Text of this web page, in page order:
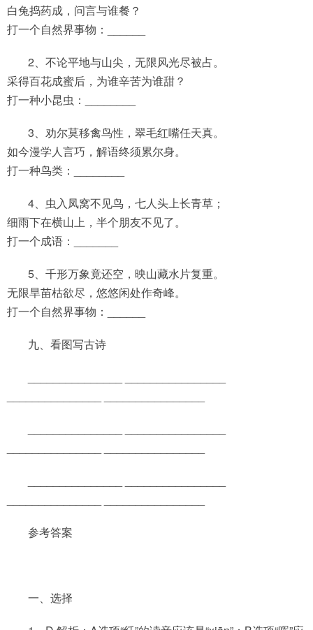
白兔捣药成，问言与谁餐？
打一个自然界事物：______
2、不论平地与山尖，无限风光尽被占。
采得百花成蜜后，为谁辛苦为谁甜？
打一种小昆虫：________
3、劝尔莫移禽鸟性，翠毛红嘴任天真。
如今漫学人言巧，解语终须累尔身。
打一种鸟类：________
4、虫入凤窝不见鸟，七人头上长青草；
细雨下在横山上，半个朋友不见了。
打一个成语：_______
5、千形万象竟还空，映山藏水片复重。
无限旱苗枯欲尽，悠悠闲处作奇峰。
打一个自然界事物：______
九、看图写古诗
参考答案
一、选择